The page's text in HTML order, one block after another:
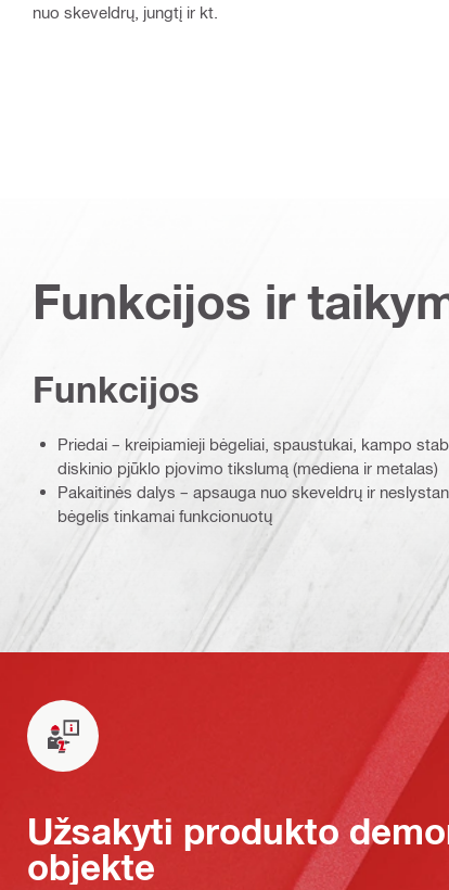
nuo skeveldrų, jungtį ir kt.
Funkcijos ir
Funkcijos
Priedai – kreipiamieji bėgeliai, spaustukai, kampo
diskinio pjūklo pjovimo tikslumą (mediena ir metalas)
Pakaitinės dalys – apsauga nuo skeveldrų ir
bėgelis tinkamai funkcionuotų
Užsakyti produkto
objekte